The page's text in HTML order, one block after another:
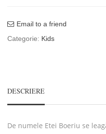
Email to a friend
Categorie: Kids
DESCRIERE
De numele Etei Boeriu se